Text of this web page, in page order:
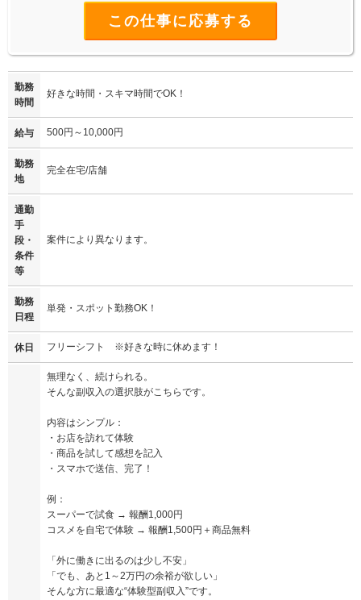
この仕事に応募する
勤務
時間
好きな時間・スキマ時間でOK！
給与 500円～10,000円
勤務
地
完全在宅/店舗
通勤
手
段・
条件
等
案件により異なります。
勤務
日程
単発・スポット勤務OK！
休日 フリーシフト ※好きな時に休めます！
無理なく、続けられる。
そんな副収入の選択肢がこちらです。
内容はシンプル：
・お店を訪れて体験
・商品を試して感想を記入
・スマホで送信、完了！
例：
スーパーで試食 → 報酬1,000円
コスメを自宅で体験 → 報酬1,500円＋商品無料
「外に働きに出るのは少し不安」
「でも、あと1～2万円の余裕が欲しい」
そんな方に最適な“体験型副収入”です。